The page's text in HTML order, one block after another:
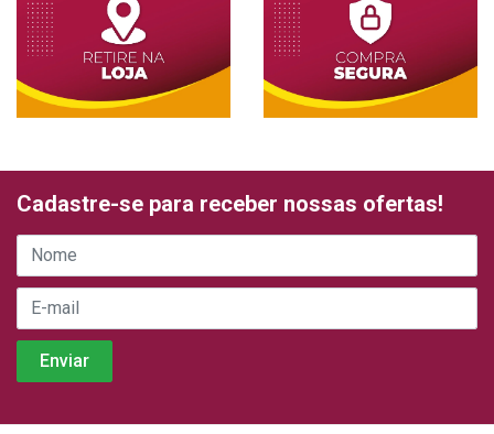
Cadastre-se para receber nossas ofertas!